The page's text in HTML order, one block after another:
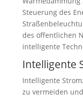
Steuerung des
des öffentlichen
intelligente
Intelligente
Intelligente
zu vermeiden